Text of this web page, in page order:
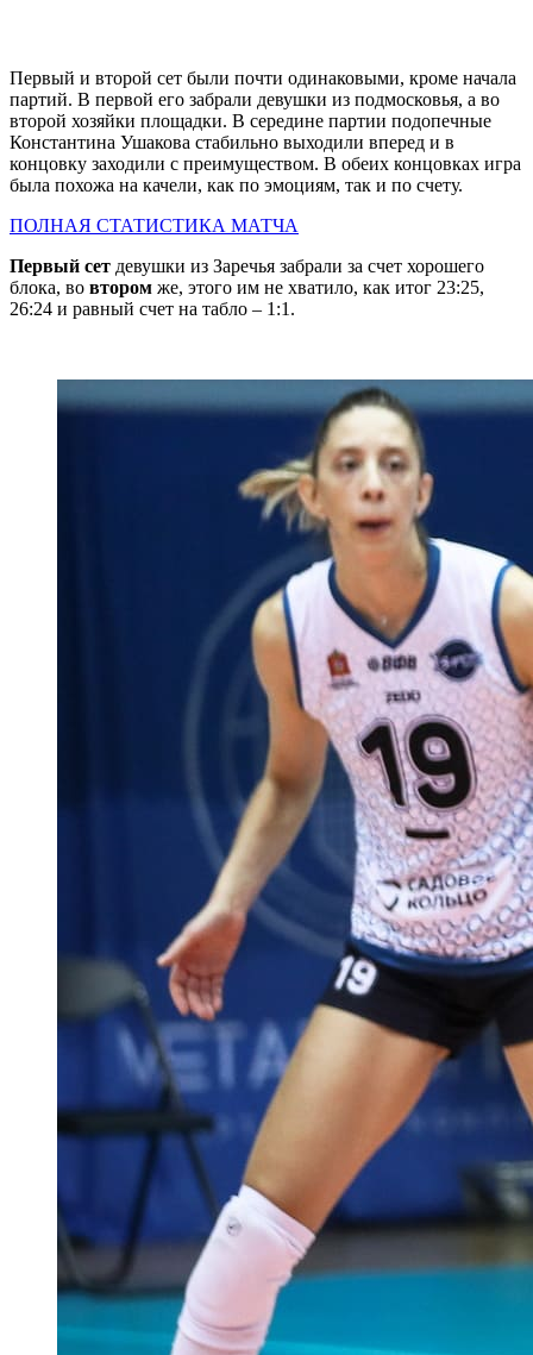
Первый и второй сет были почти одинаковыми, кроме начала
партий. В первой его забрали девушки из подмосковья, а во
второй хозяйки площадки. В середине партии подопечные
Константина Ушакова стабильно выходили вперед и в
концовку заходили с преимуществом. В обеих концовках игра
была похожа на качели, как по эмоциям, так и по счету.
ПОЛНАЯ СТАТИСТИКА МАТЧА
Первый сет девушки из Заречья забрали за счет хорошего
блока, во втором же, этого им не хватило, как итог 23:25,
26:24 и равный счет на табло – 1:1.